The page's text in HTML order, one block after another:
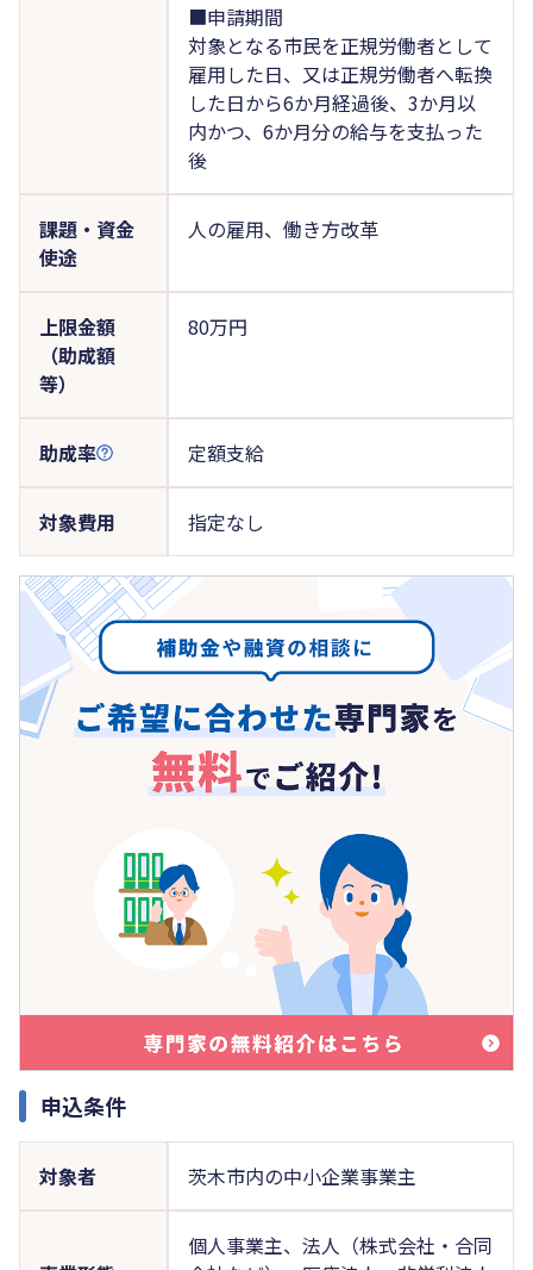
■申請期間
対象となる市民を正規労働者として
雇用した日、又は正規労働者へ転換
した日から6か月経過後、3か月以
内かつ、6か月分の給与を支払った
後
課題・資金
使途
人の雇用、働き方改革
上限金額
（助成額
等）
80万円
助成率 定額支給
対象費用 指定なし
申込条件
対象者 茨木市内の中小企業事業主
個人事業主、法人（株式会社・合同